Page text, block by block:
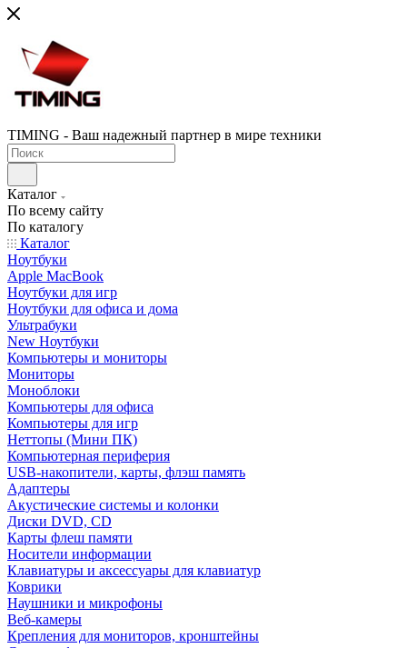
TIMING - Ваш надежный партнер в мире техники
Каталог
По всему сайту
По каталогу
Каталог
Ноутбуки
Apple MacBook
Ноутбуки для игр
Ноутбуки для офиса и дома
Ультрабуки
New Ноутбуки
Компьютеры и мониторы
Мониторы
Моноблоки
Компьютеры для офиса
Компьютеры для игр
Неттопы (Мини ПК)
Компьютерная периферия
USB-накопители, карты, флэш память
Адаптеры
Акустические системы и колонки
Диски DVD, CD
Карты флеш памяти
Носители информации
Клавиатуры и аксессуары для клавиатур
Коврики
Наушники и микрофоны
Веб-камеры
Крепления для мониторов, кронштейны